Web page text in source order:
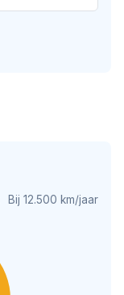
Bij 12.500 km/jaar